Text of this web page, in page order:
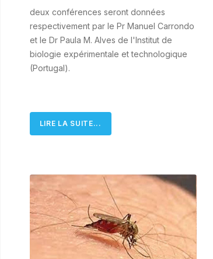
deux conférences seront données
respectivement par le Pr Manuel Carrondo
et le Dr Paula M. Alves de l'Institut de
biologie expérimentale et technologique
(Portugal).
LIRE LA SUITE...